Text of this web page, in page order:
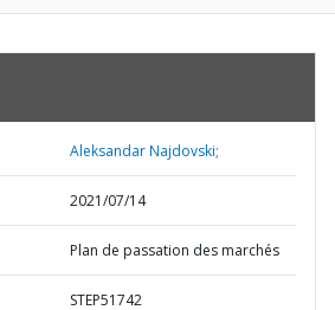
Aleksandar Najdovski;
2021/07/14
Plan de passation des marchés
STEP51742